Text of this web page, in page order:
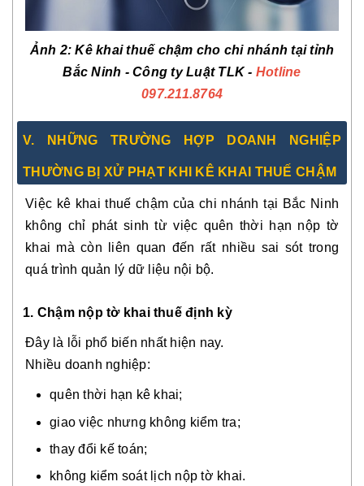
Ảnh 2: Kê khai thuế chậm cho chi nhánh tại tỉnh
Bắc Ninh - Công ty Luật TLK - Hotline
097.211.8764
V. NHỮNG TRƯỜNG HỢP DOANH NGHIỆP
THƯỜNG BỊ XỬ PHẠT KHI KÊ KHAI THUẾ CHẬM
Việc kê khai thuế chậm của chi nhánh tại Bắc Ninh
không chỉ phát sinh từ việc quên thời hạn nộp tờ
khai mà còn liên quan đến rất nhiều sai sót trong
quá trình quản lý dữ liệu nội bộ.
1. Chậm nộp tờ khai thuế định kỳ
Đây là lỗi phổ biến nhất hiện nay.
Nhiều doanh nghiệp:
quên thời hạn kê khai;
giao việc nhưng không kiểm tra;
thay đổi kế toán;
không kiểm soát lịch nộp tờ khai.